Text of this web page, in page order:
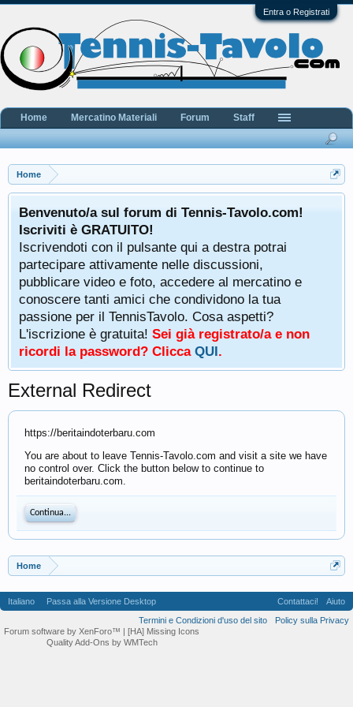
Entra o Registrati
Home
Benvenuto/a sul forum di Tennis-Tavolo.com!
Iscriviti è GRATUITO!
Iscrivendoti con il pulsante qui a destra potrai
partecipare attivamente nelle discussioni,
pubblicare video e foto, accedere al mercatino e
conoscere tanti amici che condividono la tua
passione per il TennisTavolo. Cosa aspetti?
L'iscrizione è gratuita! Sei già registrato/a e non
ricordi la password? Clicca QUI.
External Redirect
https://beritaindoterbaru.com
You are about to leave Tennis-Tavolo.com and visit a site we have
no control over. Click the button below to continue to
beritaindoterbaru.com.
Continua...
Home
Home Mercatino Materiali Forum Staff
Italiano Passa alla Versione Desktop Contattaci!
Aiuto
Termini e Condizioni d'uso del sito
Policy sulla Privacy
Forum software by XenForo™ | [HA] Missing Icons
Quality Add-Ons by WMTech